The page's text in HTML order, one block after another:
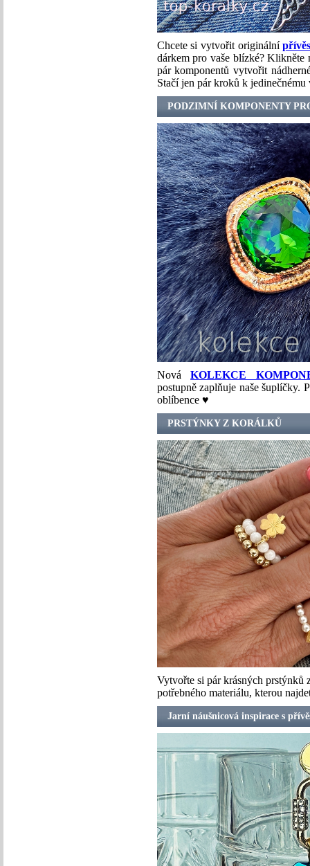
Chcete si vytvořit originální
dárkem pro vaše blízké?
pár komponentů vytvořit
Stačí jen pár kroků k jedinečnému
PODZIMNÍ KOMPONENTY
NováKOLEKCE
postupně zaplňuje naše šuplíčky.
oblíbence ♥
PRSTÝNKY Z KORÁLKŮ
Vytvořte si pár krásných prstýnků
potřebného materiálu, kterou
Jarní náušnicová inspirace s